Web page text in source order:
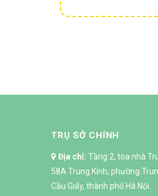
TRỤ SỞ CHÍNH
Địa chỉ: Tầng 2, tòa nhà
58A Trung Kính, phường
Cầu Giấy, thành phố Hà Nội.